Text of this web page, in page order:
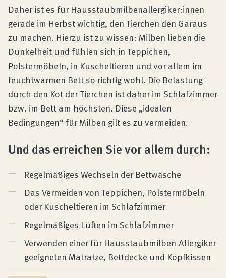
Daher ist es für Hausstaubmilbenallergiker:innen
gerade im Herbst wichtig, den Tierchen den Garaus
zu machen. Hierzu ist zu wissen: Milben lieben die
Dunkelheit und fühlen sich in Teppichen,
Polstermöbeln, in Kuscheltieren und vor allem im
feuchtwarmen Bett so richtig wohl. Die Belastung
durch den Kot der Tierchen ist daher im Schlafzimmer
bzw. im Bett am höchsten. Diese „idealen
Bedingungen“ für Milben gilt es zu vermeiden.
Und das erreichen Sie vor allem durch:
Regelmäßiges Wechseln der Bettwäsche
Das Vermeiden von Teppichen, Polstermöbeln
oder Kuscheltieren im Schlafzimmer
Regelmäßiges Lüften im Schlafzimmer
Verwenden einer für Hausstaubmilben-Allergiker
geeigneten Matratze, Bettdecke und Kopfkissen